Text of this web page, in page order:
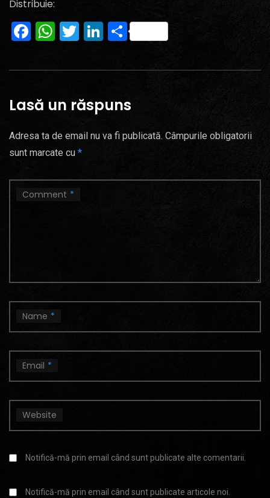
Distribuie:
Facebook
WhatsApp
Twitter
LinkedIn
Partajează
Lasă un răspuns
Adresa ta de email nu va fi publicată. Câmpurile obligatorii
sunt marcate cu *
Comment *
Name *
Email *
Website
Notifică-mă prin email când sunt publicate alte comentarii.
Notifică-mă prin email când sunt publicate articole noi.